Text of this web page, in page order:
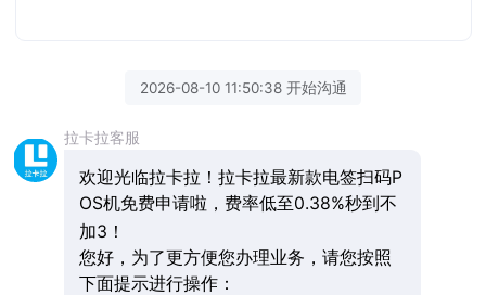
2026-08-10 11:50:38 开始沟通
拉卡拉客服
欢迎光临拉卡拉！拉卡拉最新款电签扫码P
OS机免费申请啦，费率低至0.38%秒到不
加3！
您好，为了更方便您办理业务，请您按照
下面提示进行操作：